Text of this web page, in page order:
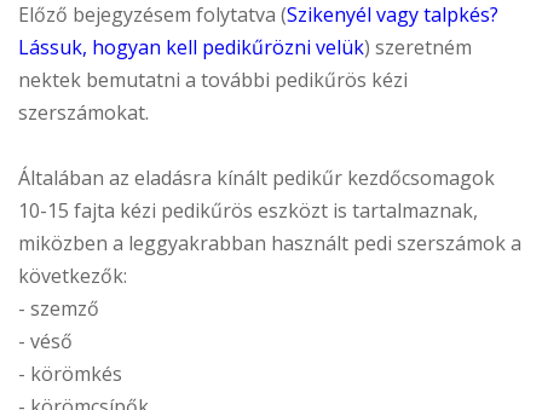
Előző bejegyzésem folytatva (Szikenyél vagy talpkés?
Lássuk, hogyan kell pedikűrözni velük) szeretném
nektek bemutatni a további pedikűrös kézi
szerszámokat.
Általában az eladásra kínált pedikűr kezdőcsomagok
10-15 fajta kézi pedikűrös eszközt is tartalmaznak,
miközben a leggyakrabban használt pedi szerszámok a
következők:
- szemző
- véső
- körömkés